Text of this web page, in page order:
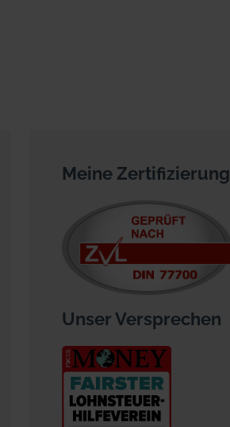
Meine Zertifizierung
Unser Versprechen